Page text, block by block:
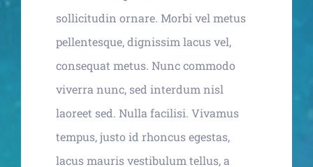
sollicitudin ornare. Morbi vel metus
pellentesque, dignissim lacus vel,
consequat metus. Nunc commodo
viverra nunc, sed interdum nisl
laoreet sed. Nulla facilisi. Vivamus
tempus, justo id rhoncus egestas,
lacus mauris vestibulum tellus, a